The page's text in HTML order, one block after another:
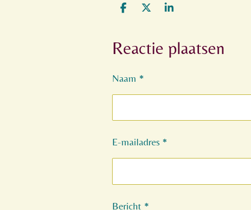
D
e
n
D
l
S
r
e
Reactie plaatsen
Naam *
E-mailadres *
Bericht *